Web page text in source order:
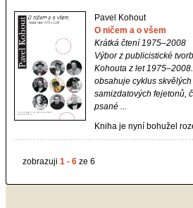
Pavel Kohout
O ničem a o všem
Krátká čtení 1975–2008
Výbor z publicistické
Kohouta z let
obsahuje cyklus skvělých
samizdatových fejetonů,
psané ...
Kniha je nyní bohužel
zobrazuji 1 - 6 ze 6